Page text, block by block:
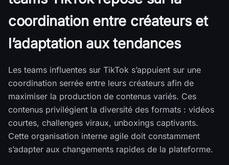
coordination entre créateurs et
l’adaptation aux tendances
Les teams influentes sur TikTok s’appuient sur une
coordination serrée entre leurs créateurs afin de
maximiser la production de contenus variés. Ces
contenus privilégient la diversité des formats : vidéos
courtes, challenges viraux, unboxings captivants.
Cette organisation interne agile doit constamment
s’adapter aux changements rapides de la plateforme.